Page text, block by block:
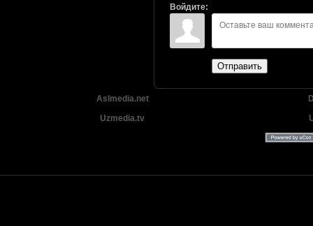
Войдите:
Отправить
Aslmedia.net
Uzmedia.tv